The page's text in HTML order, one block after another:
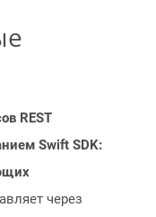
REST
Swift SDK:
через